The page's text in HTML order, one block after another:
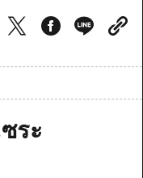
น
รเรียนรู้
ธรรม
มะ
วยความสะดวก
ส่งสัมภาระ
ระ